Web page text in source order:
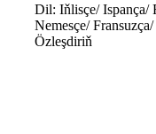
Dil: Iňlisçe/ Ispança/
Nemesçe/
Özleşdiriň